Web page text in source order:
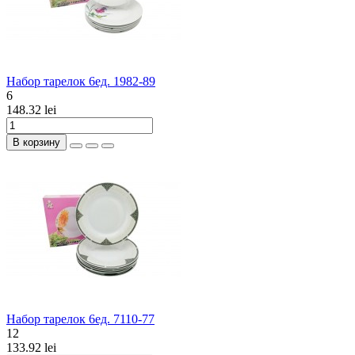
Набор тарелок 6ед. 1982-89
6
148.32 lei
В корзину
Набор тарелок 6ед. 7110-77
12
133.92 lei